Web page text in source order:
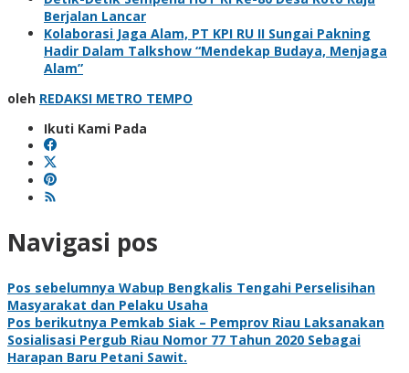
Berjalan Lancar
Kolaborasi Jaga Alam, PT KPI RU II Sungai Pakning
Hadir Dalam Talkshow “Mendekap Budaya, Menjaga
Alam”
oleh REDAKSI METRO TEMPO
Ikuti Kami Pada
Navigasi pos
Pos sebelumnya Wabup Bengkalis Tengahi Perselisihan
Masyarakat dan Pelaku Usaha
Pos berikutnya Pemkab Siak – Pemprov Riau Laksanakan
Sosialisasi Pergub Riau Nomor 77 Tahun 2020 Sebagai
Harapan Baru Petani Sawit.